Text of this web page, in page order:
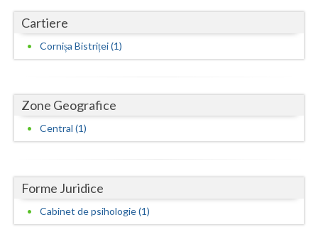
Mehedinti
Mures
Olt
Prahova
Salaj
Satu-Mare
Cartiere
Cornișa Bistriței (1)
Zone Geografice
Central (1)
Forme Juridice
Cabinet de psihologie (1)